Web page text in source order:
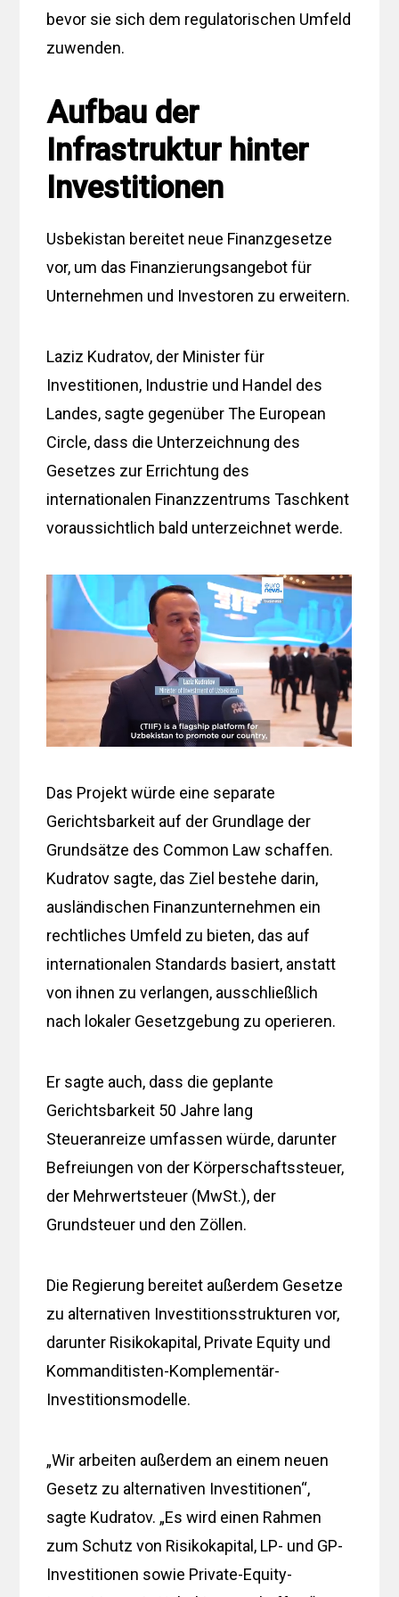
bevor sie sich dem regulatorischen Umfeld
zuwenden.
Aufbau der
Infrastruktur hinter
Investitionen
Usbekistan bereitet neue Finanzgesetze
vor, um das Finanzierungsangebot für
Unternehmen und Investoren zu erweitern.
Laziz Kudratov, der Minister für
Investitionen, Industrie und Handel des
Landes, sagte gegenüber The European
Circle, dass die Unterzeichnung des
Gesetzes zur Errichtung des
internationalen Finanzzentrums Taschkent
voraussichtlich bald unterzeichnet werde.
Das Projekt würde eine separate
Gerichtsbarkeit auf der Grundlage der
Grundsätze des Common Law schaffen.
Kudratov sagte, das Ziel bestehe darin,
ausländischen Finanzunternehmen ein
rechtliches Umfeld zu bieten, das auf
internationalen Standards basiert, anstatt
von ihnen zu verlangen, ausschließlich
nach lokaler Gesetzgebung zu operieren.
Er sagte auch, dass die geplante
Gerichtsbarkeit 50 Jahre lang
Steueranreize umfassen würde, darunter
Befreiungen von der Körperschaftssteuer,
der Mehrwertsteuer (MwSt.), der
Grundsteuer und den Zöllen.
Die Regierung bereitet außerdem Gesetze
zu alternativen Investitionsstrukturen vor,
darunter Risikokapital, Private Equity und
Kommanditisten-Komplementär-
Investitionsmodelle.
„Wir arbeiten außerdem an einem neuen
Gesetz zu alternativen Investitionen“,
sagte Kudratov. „Es wird einen Rahmen
zum Schutz von Risikokapital, LP- und GP-
Investitionen sowie Private-Equity-